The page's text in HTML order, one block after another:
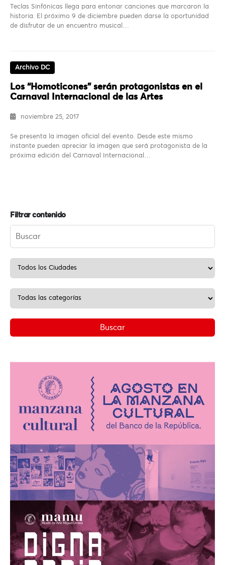
Teclas Sinfónicas llega para entonar canciones que marcaron la
historia. El próximo 9 de diciembre pueden darse la oportunidad
de disfrutar de un encuentro musical…
Archivo DC
Los “Homoticones” serán protagonistas en el
Carnaval Internacional de las Artes
noviembre 25, 2017
Se presenta la imagen oficial del evento. Desde este mismo
instante pueden apreciar la imagen que será protagonista de la
próxima edición del Carnaval Internacional…
Filtrar contenido